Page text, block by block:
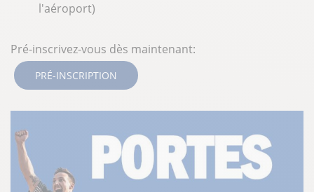
l'aéroport)
Pré-inscrivez-vous dès maintenant:
PRÉ-INSCRIPTION